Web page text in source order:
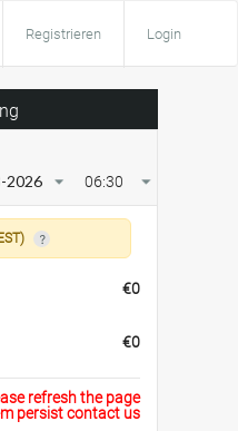
Registrieren Login
06:30
€0
€0
refresh the page
persist contact us